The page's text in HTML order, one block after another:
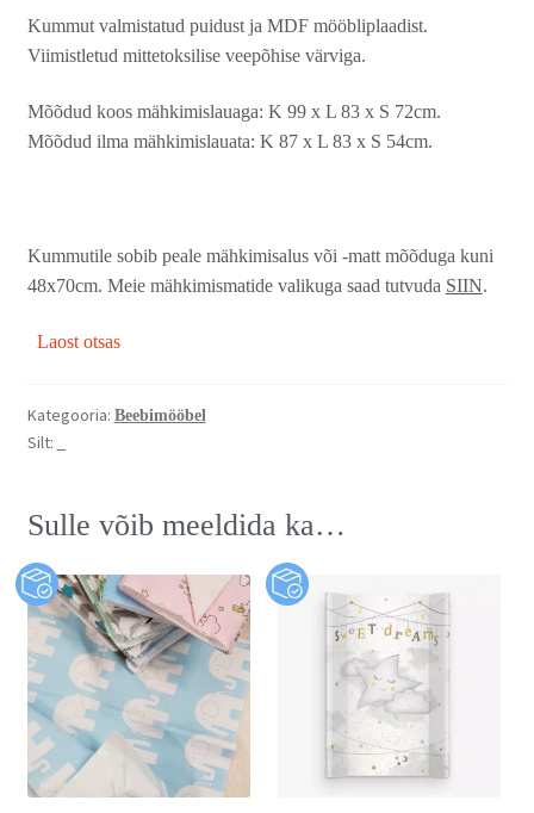
Kummut valmistatud puidust ja MDF mööbliplaadist.
Viimistletud mittetoksilise veepõhise värviga.
Mõõdud koos mähkimislauaga: K 99 x L 83 x S 72cm.
Mõõdud ilma mähkimislauata: K 87 x L 83 x S 54cm.
Kummutile sobib peale mähkimisalus või -matt mõõduga kuni
48x70cm. Meie mähkimismatide valikuga saad tutvuda SIIN.
Laost otsas
Kategooria: Beebimööbel
Silt:
Sulle võib meeldida ka…